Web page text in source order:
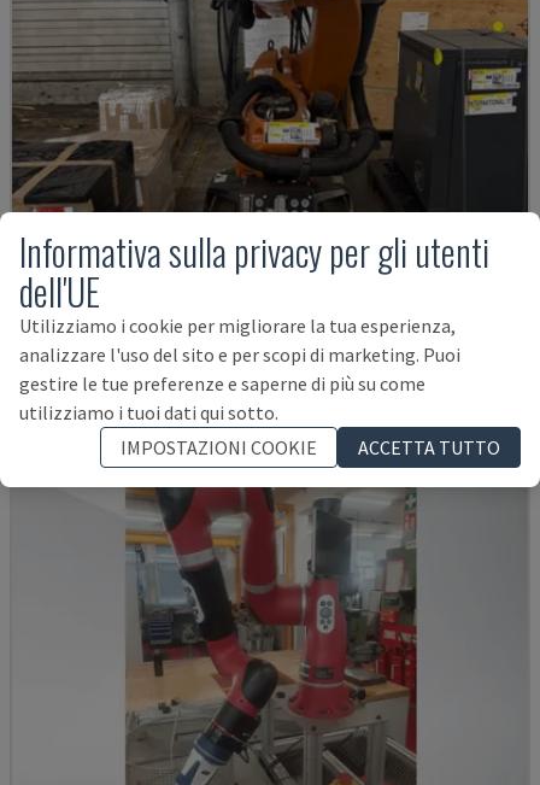
KR 210 R2700 EXTRA
KUKA - BRACCIO ROBOTICO
ITALIA 2016
14.000 €
Informativa sulla privacy per gli utenti
dell'UE
Utilizziamo i cookie per migliorare la tua esperienza,
analizzare l'uso del sito e per scopi di marketing. Puoi
gestire le tue preferenze e saperne di più su come
utilizziamo i tuoi dati qui sotto.
IMPOSTAZIONI COOKIE
ACCETTA TUTTO